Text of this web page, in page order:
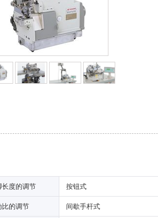
长度的调节 按钮式
比的调节 间歇手杆式